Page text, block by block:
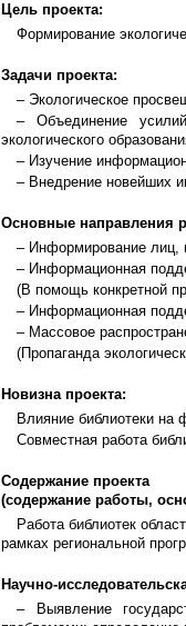
Цель проекта:
Формирование
Задачи проекта:
– Экологическое
– Объединение
экологического
– Изучение
– Внедрение новейших
Основные направления
– Информирование
– Информационная
(В помощь конкретной
– Информационная
– Массовое
(Пропаганда
Новизна проекта:
Влияние библиотеки на
Совместная работа
Содержание проекта
(содержание работы,
Работа библиотек
рамках региональной
Научно-
– Выявление